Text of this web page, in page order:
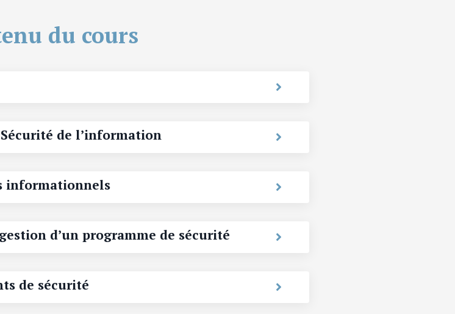
du cours
de l’information
informationnels
d’un programme de sécurité
de sécurité